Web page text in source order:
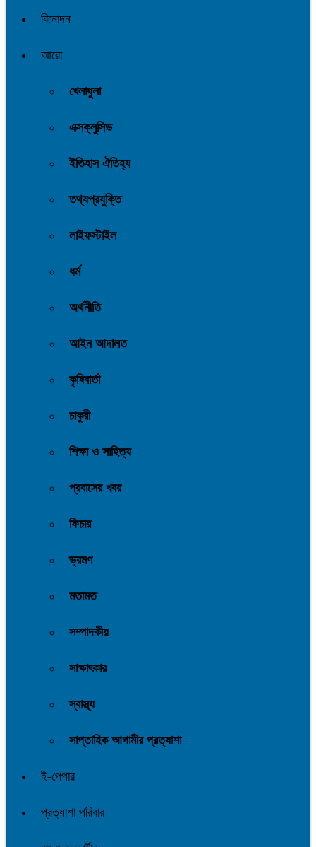
বিনোদন
আরো
খেলাধুলা
এক্সক্লুসিভ
ইতিহাস ঐতিহ্য
তথ্যপ্রযুক্তি
লাইফস্টাইল
ধর্ম
অর্থনীতি
আইন আদালত
কৃষিবার্তা
চাকুরী
শিক্ষা ও সাহিত্য
প্রবাসের খবর
ফিচার
ভ্রমণ
মতামত
সম্পাদকীয়
সাক্ষাৎকার
স্বাস্থ্য
সাপ্তাহিক আগামীর প্রত্যাশা
ই-পেপার
প্রত্যাশা পরিবার